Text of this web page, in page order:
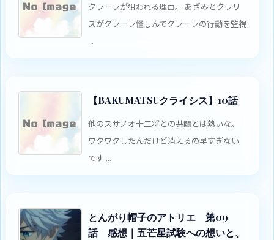
クラーラが狙われる理由。 あざみとクラリ
スがクラーラ怪しんでクラーラの行動を監視
...
【BAKUMATSUクライシス】10話
他のスサノオ十二将との共闘とは熱いな。
ワクワクしたんだけど消えるの早すぎない
です ...
とんがり帽子のアトリエ 第09
話 感想｜五芒星試験への想いと、